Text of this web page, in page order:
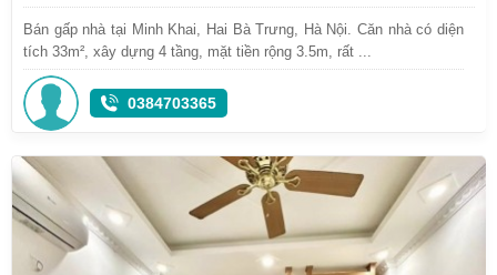
Bán gấp nhà tại Minh Khai, Hai Bà Trưng, Hà Nội. Căn nhà có diện
tích 33m², xây dựng 4 tầng, mặt tiền rộng 3.5m, rất ...
0384703365